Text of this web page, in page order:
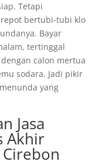
Tetapi
bertubi-tubi klo
Bayar
tertinggal
calon mertua
sodara. Jadi pikir
yang
Jasa
Akhir